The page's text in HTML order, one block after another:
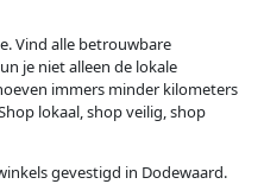
Vind alle betrouwbare
je niet alleen de lokale
immers minder kilometers
lokaal, shop veilig, shop
gevestigd in Dodewaard.